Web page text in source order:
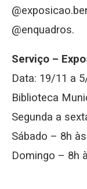
@enquadros.
Serviço –
Data: 19/11 a
Biblioteca
Segunda a
Sábado – 8h
Domingo – 8h